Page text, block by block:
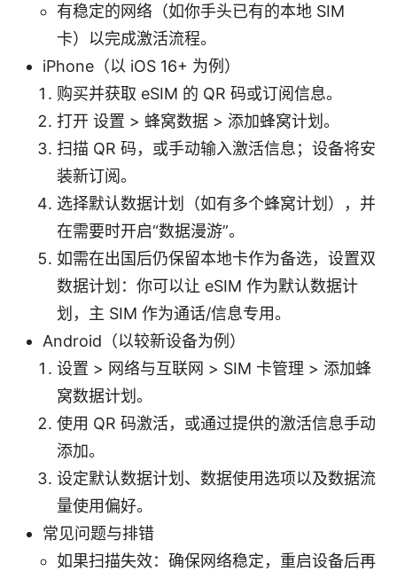
有稳定的网络（如你手头已有的本地 SIM
卡）以完成激活流程。
iPhone（以 iOS 16+ 为例）
购买并获取 eSIM 的 QR 码或订阅信息。
打开 设置 > 蜂窝数据 > 添加蜂窝计划。
扫描 QR 码，或手动输入激活信息；设备将安
装新订阅。
选择默认数据计划（如有多个蜂窝计划），并
在需要时开启“数据漫游”。
如需在出国后仍保留本地卡作为备选，设置双
数据计划：你可以让 eSIM 作为默认数据计
划，主 SIM 作为通话/信息专用。
Android（以较新设备为例）
设置 > 网络与互联网 > SIM 卡管理 > 添加蜂
窝数据计划。
使用 QR 码激活，或通过提供的激活信息手动
添加。
设定默认数据计划、数据使用选项以及数据流
量使用偏好。
常见问题与排错
如果扫描失效：确保网络稳定，重启设备后再